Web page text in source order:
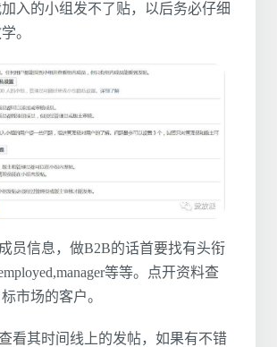
入的小组发不了贴，以后务必仔细
。
员信息，做B2B的话首要找有头衔
等等。点开资料查
市场的客户。
看其时间线上的发帖，如果有不错